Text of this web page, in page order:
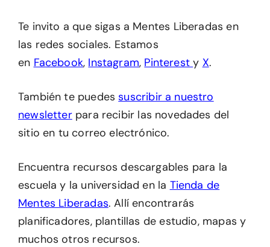
Te invito a que sigas a Mentes Liberadas en
las redes sociales. Estamos
en Facebook, Instagram, Pinteresty X.
También te puedessuscribir a nuestro
newsletterpara recibir las novedades del
sitio en tu correo electrónico.
Encuentra recursos descargables para la
escuela y la universidad en la Tienda de
Mentes Liberadas. Allí encontrarás
planificadores, plantillas de estudio, mapas y
muchos otros recursos.